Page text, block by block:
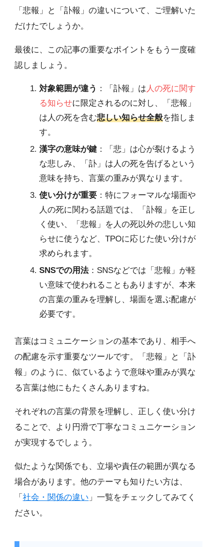
「悲報」と「訃報」の違いについて、ご理解いた
だけたでしょうか。
最後に、この記事の重要なポイントをもう一度確
認しましょう。
対象範囲が違う ：「訃報」は 人の死に関す
る知らせに限定されるのに対し、「悲報」
は人の死を含む悲しい知らせ全般を指しま
す。
漢字の意味が鍵 ：「悲」は心が裂けるよう
な悲しみ、「訃」は人の死を告げるという
意味を持ち、言葉の重みが異なります。
使い分けが重要 ：特にフォーマルな場面や
人の死に関わる話題では、「訃報」を正し
く使い、「悲報」を人の死以外の悲しい知
らせに使うなど、TPOに応じた使い分けが
求められます。
SNSでの用法：SNSなどでは「悲報」が軽
い意味で使われることもありますが、本来
の言葉の重みを理解し、場面を選ぶ配慮が
必要です。
言葉はコミュニケーションの基本であり、相手へ
の配慮を示す重要なツールです。「悲報」と「訃
報」のように、似ているようで意味や重みが異な
る言葉は他にもたくさんありますね。
それぞれの言葉の背景を理解し、正しく使い分け
ることで、より円滑で丁寧なコミュニケーション
が実現するでしょう。
似たような関係でも、立場や責任の範囲が異なる
場合があります。他のテーマも知りたい方は、
「 社会・関係の違い 」一覧をチェックしてみてく
ださい。